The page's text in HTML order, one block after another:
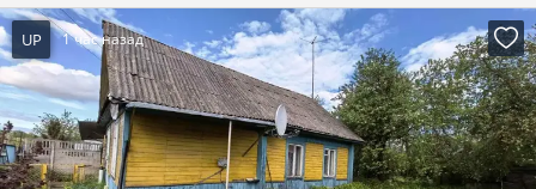
UP 1 час назад